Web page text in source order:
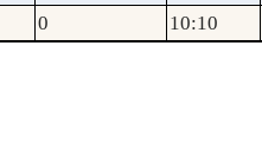
0 10:10